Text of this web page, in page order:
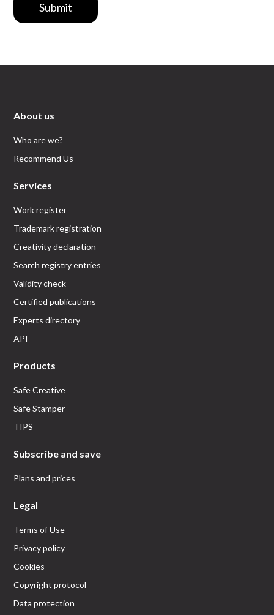
Submit
About us
Who are we?
Recommend Us
Services
Work register
Trademark registration
Creativity declaration
Search registry entries
Validity check
Certified publications
Experts directory
API
Products
Safe Creative
Safe Stamper
TIPS
Subscribe and save
Plans and prices
Legal
Terms of Use
Privacy policy
Cookies
Copyright protocol
Data protection